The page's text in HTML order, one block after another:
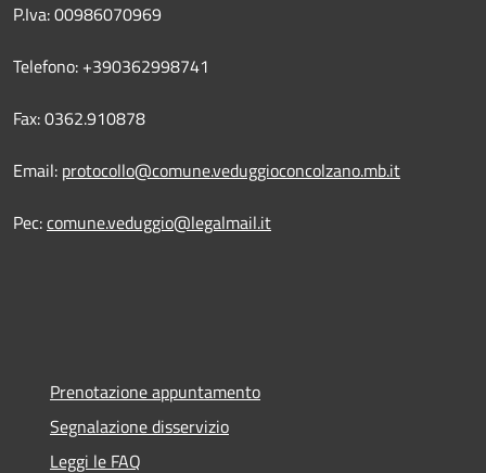
P.Iva: 00986070969
Telefono: +390362998741
Fax: 0362.910878
Email: protocollo@comune.veduggioconcolzano.mb.it
Pec:comune.veduggio@legalmail.it
Prenotazione appuntamento
Segnalazione disservizio
Leggi le FAQ